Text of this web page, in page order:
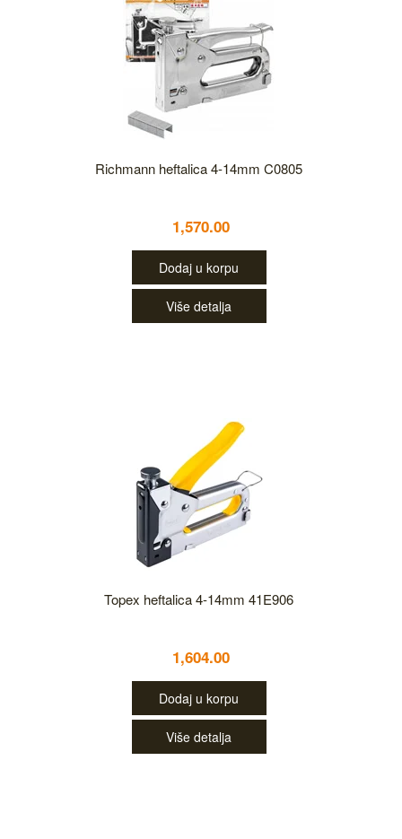
Richmann heftalica 4-14mm C0805
1,570.00
Dodaj u korpu
Više detalja
Topex heftalica 4-14mm 41E906
1,604.00
Dodaj u korpu
Više detalja